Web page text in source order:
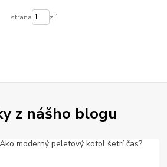
strana z 1
z nášho blogu